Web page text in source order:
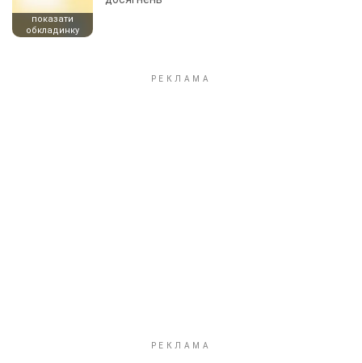
показати
обкладинку